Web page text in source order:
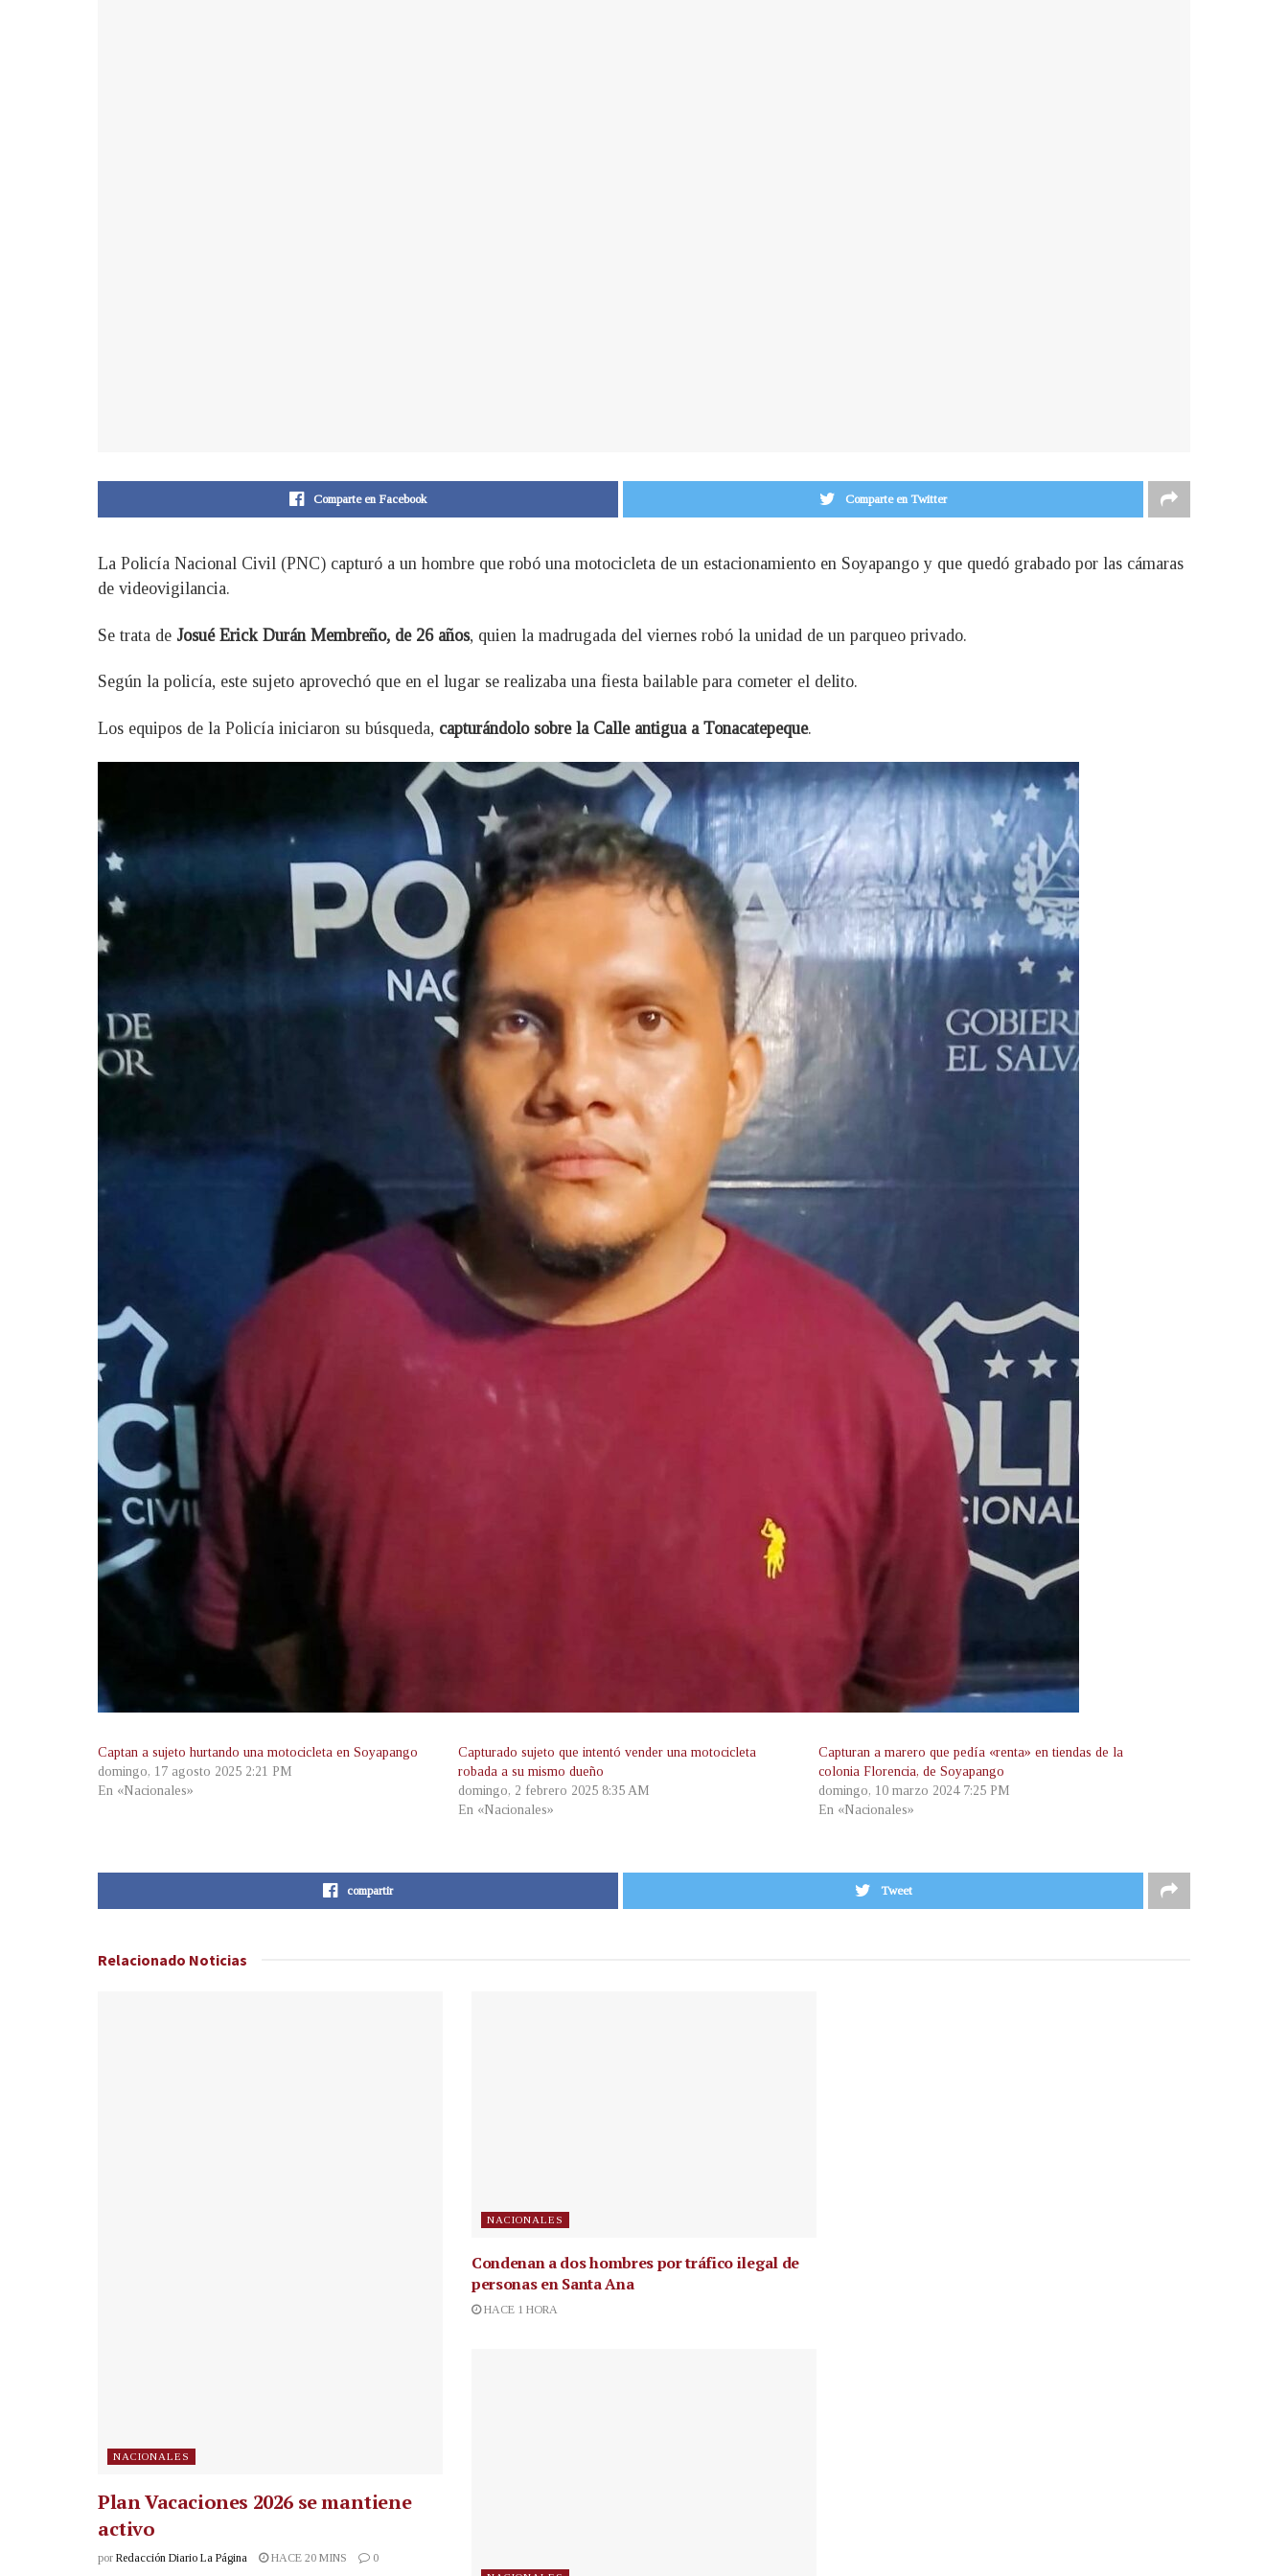
Comparte en Facebook Comparte en Twitter
La Policía Nacional Civil (PNC) capturó a un hombre que robó una motocicleta de un estacionamiento en Soyapango y que quedó grabado por las cámaras
de videovigilancia.
Se trata de Josué Erick Durán Membreño, de 26 años, quien la madrugada del viernes robó la unidad de un parqueo privado.
Según la policía, este sujeto aprovechó que en el lugar se realizaba una fiesta bailable para cometer el delito.
Los equipos de la Policía iniciaron su búsqueda, capturándolo sobre la Calle antigua a Tonacatepeque.
Captan a sujeto hurtando una motocicleta en Soyapango
domingo, 17 agosto 2025 2:21 PM
En «Nacionales»
Capturado sujeto que intentó vender una motocicleta
robada a su mismo dueño
domingo, 2 febrero 2025 8:35 AM
En «Nacionales»
Capturan a marero que pedía «renta» en tiendas de la
colonia Florencia, de Soyapango
domingo, 10 marzo 2024 7:25 PM
En «Nacionales»
compartir Tweet
Relacionado Noticias
NACIONALES
Plan Vacaciones 2026 se mantiene
activo
por Redacción Diario La Página HACE 20 MINS 0
NACIONALES
Condenan a dos hombres por tráfico ilegal de
personas en Santa Ana
HACE 1 HORA